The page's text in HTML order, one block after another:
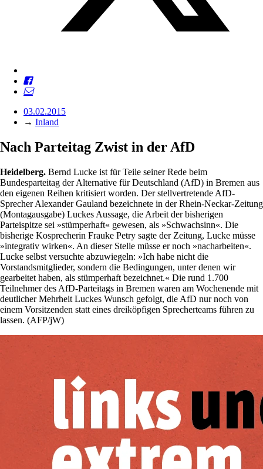
03.02.2015
→ Inland
Nach Parteitag Zwist in der AfD
Heidelberg. Bernd Lucke ist für Teile seiner Rede beim
Bundesparteitag der Alternative für Deutschland (AfD) in Bremen aus
den eigenen Reihen kritisiert worden. Der stellvertretende AfD-
Sprecher Alexander Gauland bezeichnete in der Rhein-Neckar-Zeitung
(Montagausgabe) Luckes Aussage, die Arbeit der bisherigen
Parteispitze sei »stümperhaft« gewesen, als »Schwachsinn«. Die
bisherige Kosprecherin Frauke Petry sagte der Zeitung, Lucke müsse
»integrativ wirken«. An dieser Stelle müsse er noch »nacharbeiten«.
Lucke selbst versuchte abzuwiegeln: »Ich habe nicht die
Vorstandsmitglieder, sondern die Bedingungen, unter denen wir
gearbeitet haben, als stümperhaft bezeichnet.« Die rund 1.700
Teilnehmer des AfD-Parteitags in Bremen waren am Wochenende mit
deutlicher Mehrheit Luckes Wunsch gefolgt, die AfD nur noch von
einem Vorsitzenden statt eines dreiköpfigen Sprecherteams führen zu
lassen. (AFP/jW)